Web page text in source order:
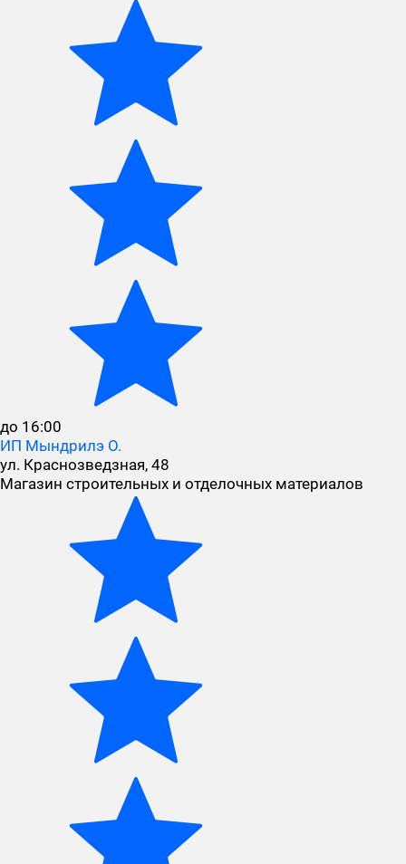
до 16:00
ИП Мындрилэ О.
ул. Краснозведзная, 48
Магазин строительных и отделочных материалов